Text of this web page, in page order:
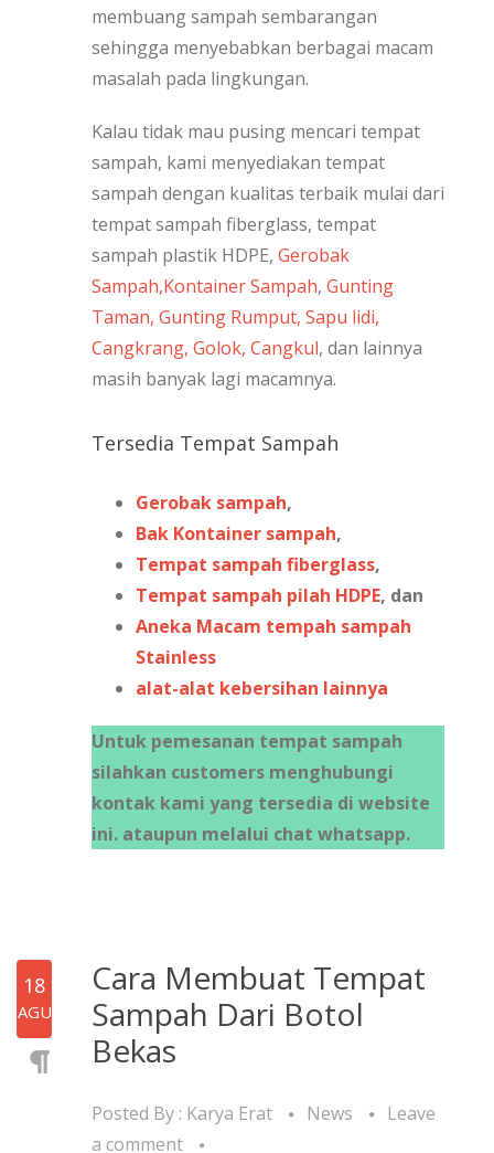
membuang sampah sembarangan
sehingga menyebabkan berbagai macam
masalah pada lingkungan.
Kalau tidak mau pusing mencari tempat
sampah, kami menyediakan tempat
sampah dengan kualitas terbaik mulai dari
tempat sampah fiberglass, tempat
sampah plastik HDPE, Gerobak
Sampah,Kontainer Sampah, Gunting
Taman, Gunting Rumput, Sapu lidi,
Cangkrang, Golok, Cangkul, dan lainnya
masih banyak lagi macamnya.
Tersedia Tempat Sampah
Gerobak sampah,
Bak Kontainer sampah,
Tempat sampah fiberglass,
Tempat sampah pilah HDPE, dan
Aneka Macam tempah sampah
Stainless
alat-alat kebersihan lainnya
Untuk pemesanan tempat sampah
silahkan customers menghubungi
kontak kami yang tersedia di website
ini. ataupun melalui chat whatsapp.
18
AGU
Cara Membuat Tempat
Sampah Dari Botol
Bekas
Posted By : Karya Erat News
Leave
a comment